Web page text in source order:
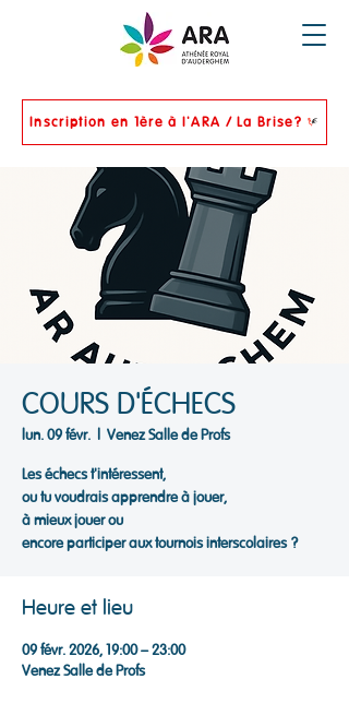
Inscription en 1ère à l'ARA / La Brise?
COURS D'ÉCHECS
lun. 09 févr.
  |
Venez Salle de Profs
Les échecs t'intéressent,
ou tu voudrais apprendre à jouer,
à mieux jouer ou
encore participer aux tournois interscolaires ?
Heure et lieu
09 févr. 2026, 19:00 – 23:00
Venez Salle de Profs